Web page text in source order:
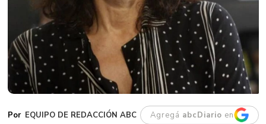
EQUIPO DE REDACCIÓN ABC Agregá abcDiario en